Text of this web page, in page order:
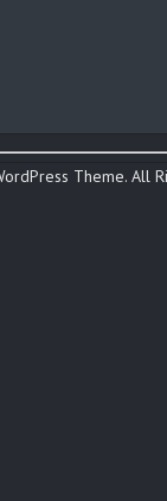
Theme. All